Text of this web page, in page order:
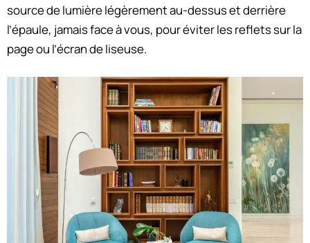
source de lumière légèrement au-dessus et derrière
l’épaule, jamais face à vous, pour éviter les reflets sur la
page ou l’écran de liseuse.